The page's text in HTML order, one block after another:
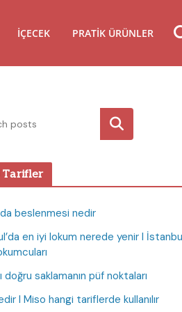
İÇECEK PRATIK ÜRÜNLER
Ara
Tarifler
beslenmesi nedir
en iyi lokum nerede yenir I
doğru saklamanın püf noktaları
I Miso hangi tariflerde kullanılır